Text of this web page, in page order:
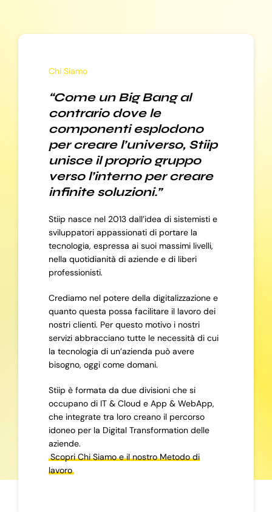
Chi Siamo
“Come un Big Bang al
contrario dove le
componenti esplodono
per creare l’universo, Stiip
unisce il proprio gruppo
verso l’interno per creare
infinite soluzioni.”
Stiip nasce nel 2013 dall’idea di sistemisti e
sviluppatori appassionati di portare la
tecnologia, espressa ai suoi massimi livelli,
nella quotidianità di aziende e di liberi
professionisti.
Crediamo nel potere della digitalizzazione e
quanto questa possa facilitare il lavoro dei
nostri clienti. Per questo motivo i nostri
servizi abbracciano tutte le necessità di cui
la tecnologia di un’azienda può avere
bisogno, oggi come domani.
Stiip è formata da due divisioni che si
occupano di IT & Cloud e App & WebApp,
che integrate tra loro creano il percorso
idoneo per la Digital Transformation delle
aziende.
Scopri Chi Siamo e il nostro Metodo di
lavoro